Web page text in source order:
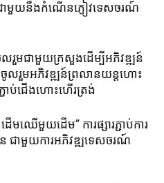
ាមួយ​នឹង​កំណើន​ភ្ញៀវទេសចរណ៍​
រួមជាមួយ​ក្រសួង​ដើម្បី​អភិវឌ្ឍន៍​
លរួម​អភិវឌ្ឍន៍​ព្រលានយន្តហោះ​
ាប់​ជើង​ហោះ​ហើរ​ត្រង់​
ើមឈើមួយដើម” ការ​ផ្សារ​ភ្ជាប់​ការ​
ន​ ជាមួយកា​រ​អភិវឌ្ឍ​ទេសចរណ៍​